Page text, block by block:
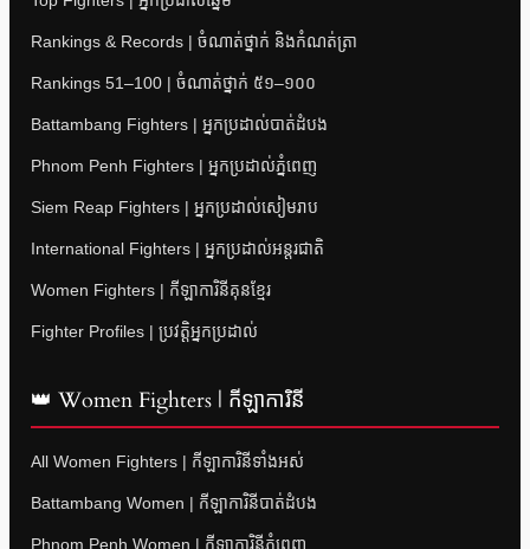
Rankings & Records | ចំណាត់ថ្នាក់ និងកំណត់ត្រា
Rankings 51–100 | ចំណាត់ថ្នាក់ ៥១–១០០
Battambang Fighters | អ្នកប្រដាល់បាត់ដំបង
Phnom Penh Fighters | អ្នកប្រដាល់ភ្នំពេញ
Siem Reap Fighters | អ្នកប្រដាល់សៀមរាប
International Fighters | អ្នកប្រដាល់អន្តរជាតិ
Women Fighters | កីឡាការិនីគុនខ្មែរ
Fighter Profiles | ប្រវត្តិអ្នកប្រដាល់
👑 Women Fighters | កីឡាការិនី
All Women Fighters | កីឡាការិនីទាំងអស់
Battambang Women | កីឡាការិនីបាត់ដំបង
Phnom Penh Women | កីឡាការិនីភ្នំពេញ